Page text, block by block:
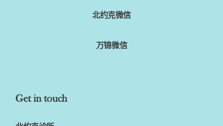
北约克微信
万锦微信
Get in touch